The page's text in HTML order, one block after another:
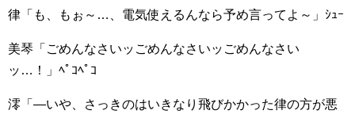
律「も、もぉ～…、電気使えるんなら予め言ってよ～」ｼｭｰ
美琴「ごめんなさいッごめんなさいッごめんなさい
ッ…！」ﾍﾟｺﾍﾟｺ
澪「―いや、さっきのはいきなり飛びかかった律の方が悪